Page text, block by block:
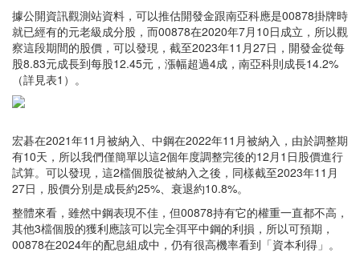
據公開資訊觀測站資料，可以推估開發金跟南亞科應是00878掛牌時
就已經有的元老級成分股，而00878在2020年7月10日成立，所以觀
察這段期間的股價，可以發現，截至2023年11月27日，開發金從每
股8.83元成長到每股12.45元，漲幅超過4成，南亞科則成長14.2%
（詳見表1）。
宏碁在2021年11月被納入、中鋼在2022年11月被納入，由於調整期
有10天，所以我們僅簡單以這2個年度調整完後的12月1日股價進行
試算。可以發現，這2檔個股從被納入之後，同樣截至2023年11月
27日，股價分別是成長約25%、衰退約10.8%。
整體來看，雖然中鋼表現不佳，但00878持有它的權重一直都不高，
其他3檔個股的獲利應該可以完全弭平中鋼的利損，所以可預期，
00878在2024年的配息組成中，仍有很高機率看到「資本利得」。